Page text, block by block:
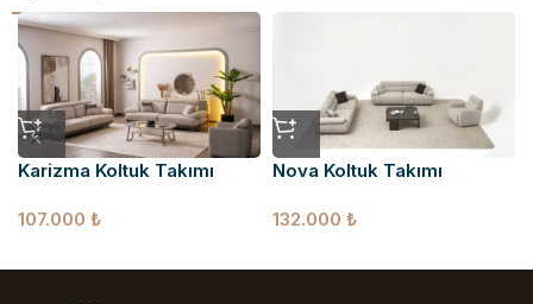
Karizma Koltuk Takımı
107.000 ₺
Nova Koltuk Takımı
132.000 ₺